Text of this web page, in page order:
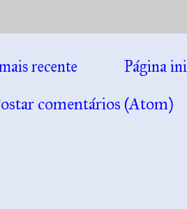
recente Página
comentários (Atom)